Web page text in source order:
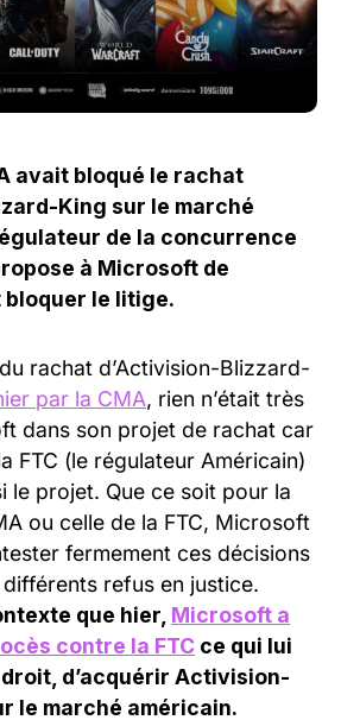
avait bloqué le rachat
King sur le marché
de la concurrence
à Microsoft de
le litige.
rachat d’Activision-Blizzard-
par la CMA, rien n’était très
dans son projet de rachat car
FTC (le régulateur Américain)
le projet. Que ce soit pour la
ou celle de la FTC, Microsoft
fermement ces décisions
refus en justice.
que hier, Microsoft a
contre la FTC ce qui lui
d’acquérir Activision-
le marché américain.